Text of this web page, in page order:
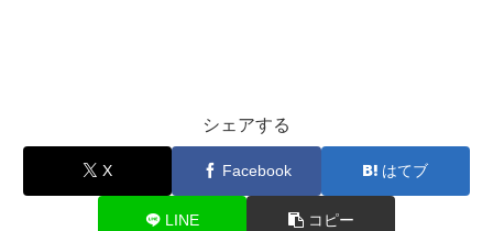
シェアする
X Facebook はてブ
LINE コピー